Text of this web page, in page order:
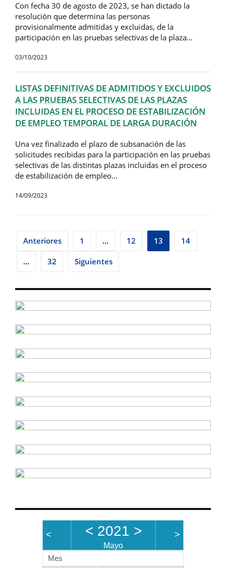
Con fecha 30 de agosto de 2023, se han dictado la
resolución que determina las personas
provisionalmente admitidas y excluidas, de la
participación en las pruebas selectivas de la plaza…
03/10/2023
LISTAS DEFINITIVAS DE ADMITIDOS Y EXCLUIDOS
A LAS PRUEBAS SELECTIVAS DE LAS PLAZAS
INCLUIDAS EN EL PROCESO DE ESTABILIZACIÓN
DE EMPLEO TEMPORAL DE LARGA DURACIÓN
Una vez finalizado el plazo de subsanación de las
solicitudes recibidas para la participación en las pruebas
selectivas de las distintas plazas incluidas en el proceso
de estabilización de empleo…
14/09/2023
Paginación
de
Anteriores 1 … 12 13 14
… 32 Siguientes
< < 2021 >
Mayo
>
Mes